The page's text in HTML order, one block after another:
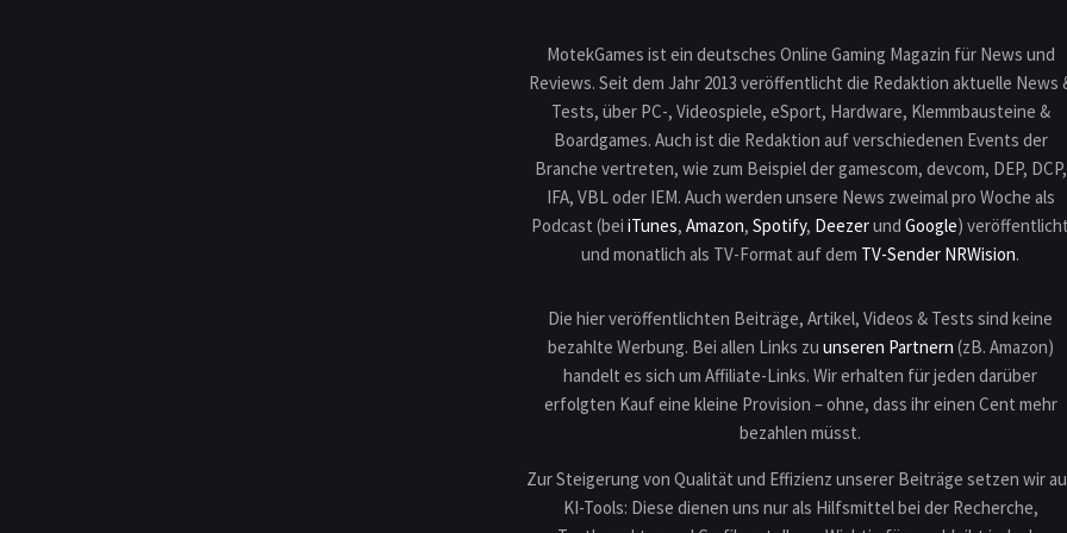
MotekGames ist ein deutsches Online Gaming Magazin für News und
Reviews. Seit dem Jahr 2013 veröffentlicht die Redaktion aktuelle News
Tests, über PC-, Videospiele, eSport, Hardware, Klemmbausteine &
Boardgames. Auch ist die Redaktion auf verschiedenen Events der
Branche vertreten, wie zum Beispiel der gamescom, devcom, DEP, DCP,
IFA, VBL oder IEM. Auch werden unsere News zweimal pro Woche als
Podcast (bei iTunes, Amazon, Spotify, Deezerund Google) veröffentlicht
und monatlich als TV-Format auf dem TV-Sender NRWision.
Die hier veröffentlichten Beiträge, Artikel, Videos & Tests sind keine
bezahlte Werbung. Bei allen Links zu unseren Partnern (zB. Amazon)
handelt es sich um Affiliate-Links. Wir erhalten für jeden darüber
erfolgten Kauf eine kleine Provision – ohne, dass ihr einen Cent mehr
bezahlen müsst.
Zur Steigerung von Qualität und Effizienz unserer Beiträge setzen wir
KI-Tools: Diese dienen uns nur als Hilfsmittel bei der Recherche,